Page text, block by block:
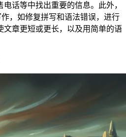
话等中找出重要的信息。此外，
，如修复拼写和语法错误，进行
文章更短或更长，以及用简单的语